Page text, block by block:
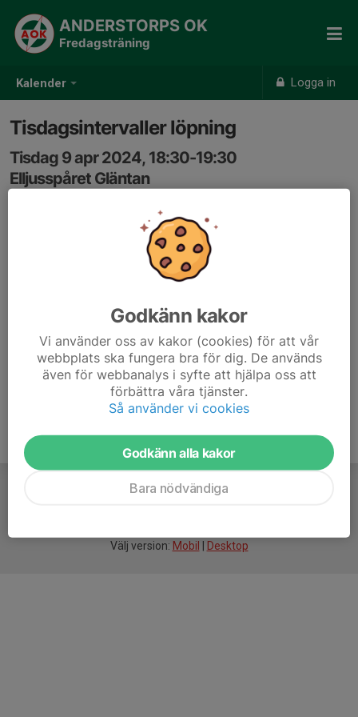
Kalender Logga in
ANDERSTORPS OK
Fredagsträning
Tisdagsintervaller löpning
Tisdag 9 apr 2024, 18:30-19:30
Elljusspåret Gläntan
Samling: 18:30, Utanför vallaboden i Gläntan
Gemensam löpträning med intervaller, för ungdomar
och vuxna. Växlande ledarskap.
Välj version: Mobil Desktop
Godkänn kakor
Vi använder oss av kakor (cookies) för att vår
webbplats ska fungera bra för dig. De används
även för webbanalys i syfte att hjälpa oss att
förbättra våra tjänster.
Så använder vi cookies
Godkänn alla kakor
Bara nödvändiga